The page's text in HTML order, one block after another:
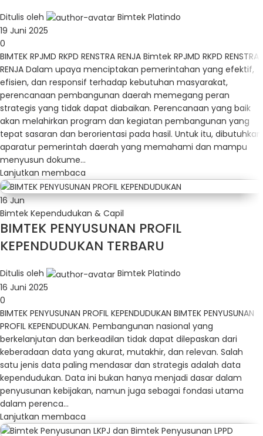
Ditulis oleh
Bimtek Platindo
19 Juni 2025
0
BIMTEK RPJMD RKPD RENSTRA RENJA Bimtek RPJMD RKPD RENSTRA
RENJA Dalam upaya menciptakan pemerintahan yang efektif,
efisien, dan responsif terhadap kebutuhan masyarakat,
perencanaan pembangunan daerah memegang peran
strategis yang tidak dapat diabaikan. Perencanaan yang baik
akan melahirkan program dan kegiatan pembangunan yang
tepat sasaran dan berorientasi pada hasil. Untuk itu, dibutuhkan
aparatur pemerintah daerah yang memahami dan mampu
menyusun dokume...
Lanjutkan membaca
16Jun
Bimtek Kependudukan & Capil
BIMTEK PENYUSUNAN PROFIL
KEPENDUDUKAN TERBARU
Ditulis oleh
Bimtek Platindo
16 Juni 2025
0
BIMTEK PENYUSUNAN PROFIL KEPENDUDUKAN BIMTEK PENYUSUNAN
PROFIL KEPENDUDUKAN. Pembangunan nasional yang
berkelanjutan dan berkeadilan tidak dapat dilepaskan dari
keberadaan data yang akurat, mutakhir, dan relevan. Salah
satu jenis data paling mendasar dan strategis adalah data
kependudukan. Data ini bukan hanya menjadi dasar dalam
penyusunan kebijakan, namun juga sebagai fondasi utama
dalam perenca...
Lanjutkan membaca